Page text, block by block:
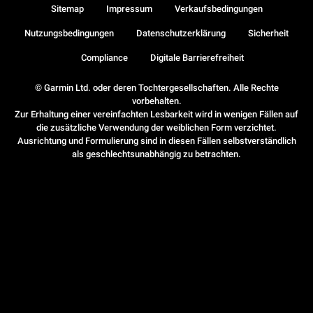
© Garmin Ltd. oder deren Tochtergesellschaften. Alle Rechte
vorbehalten.
Zur Erhaltung einer vereinfachten Lesbarkeit wird in wenigen Fällen auf
die zusätzliche Verwendung der weiblichen Form verzichtet.
Ausrichtung und Formulierung sind in diesen Fällen selbstverständlich
als geschlechtsunabhängig zu betrachten.
Sitemap Impressum Verkaufsbedingungen
Nutzungsbedingungen Datenschutzerklärung Sicherheit
Compliance Digitale Barrierefreiheit